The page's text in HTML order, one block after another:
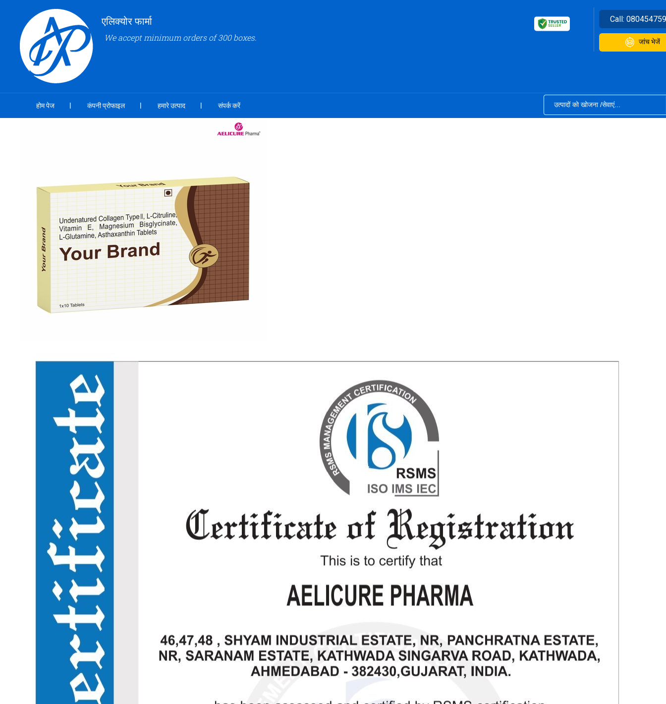
एलिक्योर फार्मा
We accept minimum orders of 300 boxes.
Call:
जांच भेजें
होम पेज कंपनी प्रोफाइल हमारे उत्पाद संपर्क करें